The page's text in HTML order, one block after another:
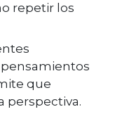
repetir los
pensamientos
que
perspectiva.